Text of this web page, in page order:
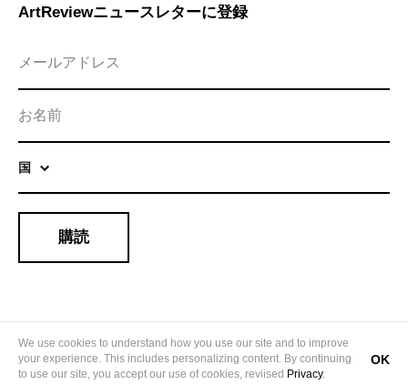
ArtReviewニュースレターに登録
国
購読
We use cookies to understand how you use our site and to improve
your experience. This includes personalizing content. By continuing
to use our site, you accept our use of cookies, reviised Privacy.
OK